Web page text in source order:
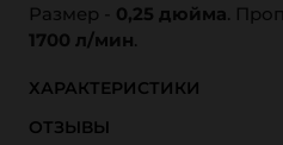
Размер - 0,25 дюйма.
1700 л/мин.
ХАРАКТЕРИСТИКИ
ОТЗЫВЫ